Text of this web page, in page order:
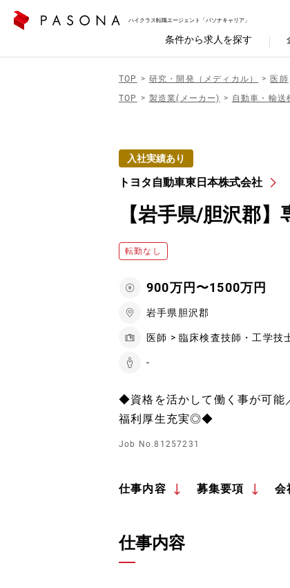
ハイクラス転職エージェント「パソナキャリア」
条件から求人を探す
TOP 研究・開発（メディカル） 医師
TOP
製造業(メーカー) 自動車・輸送
入社実績あり
トヨタ自動車東日本株式会社
【岩手県/胆沢郡
転勤なし
900万円〜1500万円
岩手県胆沢郡
医師 > 臨床検査技師・工学技
-
◆資格を活かして働く事が可能
福利厚生充実◎◆
Job No.81257231
仕事内容 募集要項 会
仕事内容